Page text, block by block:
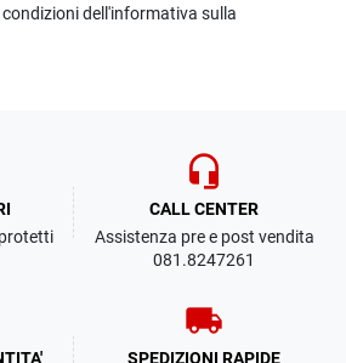
dell'informativa sulla
headset_mic
CALL CENTER
Assistenza pre e post vendita
081.8247261
local_shipping
SPEDIZIONI RAPIDE